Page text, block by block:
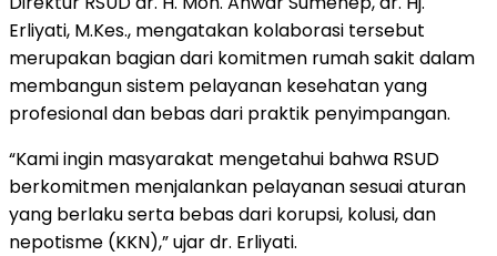
Erliyati, M.Kes., mengatakan kolaborasi tersebut
merupakan bagian dari komitmen rumah sakit dalam
membangun sistem pelayanan kesehatan yang
profesional dan bebas dari praktik penyimpangan.
“Kami ingin masyarakat mengetahui bahwa RSUD
berkomitmen menjalankan pelayanan sesuai aturan
yang berlaku serta bebas dari korupsi, kolusi, dan
nepotisme (KKN),” ujar dr. Erliyati.